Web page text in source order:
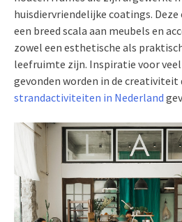
huisdiervriendelijke coatings.
een breed scala aan meubels en
zowel een esthetische als
leefruimte zijn. Inspiratie voor
gevonden worden in de creativiteit
strandactiviteiten in Nederland